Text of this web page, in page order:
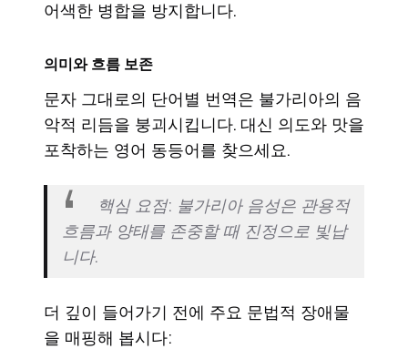
어색한 병합을 방지합니다.
의미와 흐름 보존
문자 그대로의 단어별 번역은 불가리아의 음
악적 리듬을 붕괴시킵니다. 대신 의도와 맛을
포착하는 영어 동등어를 찾으세요.
핵심 요점: 불가리아 음성은 관용적
흐름과 양태를 존중할 때 진정으로 빛납
니다.
더 깊이 들어가기 전에 주요 문법적 장애물
을 매핑해 봅시다: